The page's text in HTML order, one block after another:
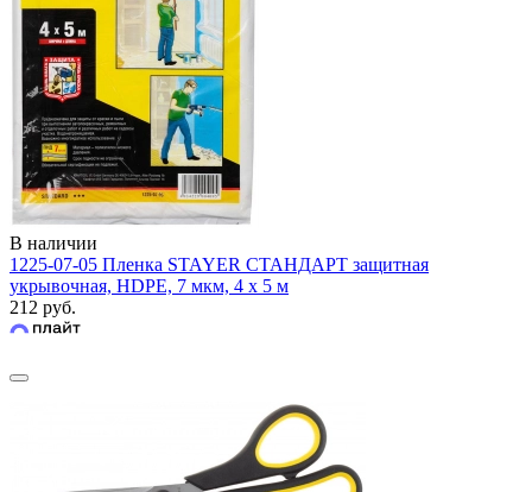
В наличии
1225-07-05 Пленка STAYER СТАНДАРТ защитная
укрывочная, HDPE, 7 мкм, 4 х 5 м
212 руб.